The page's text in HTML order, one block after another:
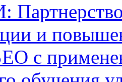
и
с